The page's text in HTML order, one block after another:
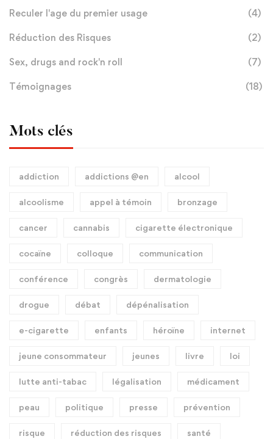
Reculer l'age du premier usage (4)
Réduction des Risques (2)
Sex, drugs and rock'n roll (7)
Témoignages (18)
Mots clés
addiction addictions @en alcool
alcoolisme appel à témoin bronzage
cancer cannabis cigarette électronique
cocaïne colloque communication
conférence congrès dermatologie
drogue débat dépénalisation
e-cigarette enfants héroïne internet
jeune consommateur jeunes livre loi
lutte anti-tabac légalisation médicament
peau politique presse prévention
risque réduction des risques santé